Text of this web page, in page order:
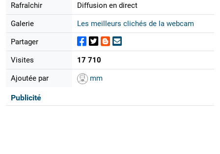
Rafraîchir Diffusion en direct
Galerie Les meilleurs clichés de la webcam
Partager
Visites 17 710
Ajoutée par mm
Publicité